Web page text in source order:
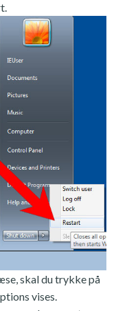
skal du trykke på
vises.